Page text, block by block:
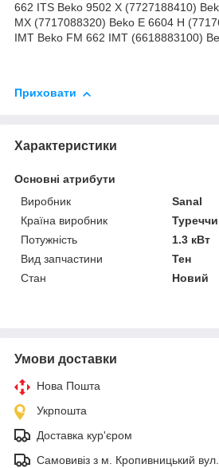
662 ITS Beko 9502 X (7727188410)
MX (7717088320) Beko E 6604 H
IMT Beko FM 662 IMT (6618883100)
Приховати
Характеристики
Основні атрибути
Виробник
Sanal
Країна виробник
Потужність
1.3 кВт
Вид запчастини
Тен
Стан
Новий
Умови доставки
Нова Пошта
Укрпошта
Доставка кур'єром
Самовивіз з м. Кропивницький